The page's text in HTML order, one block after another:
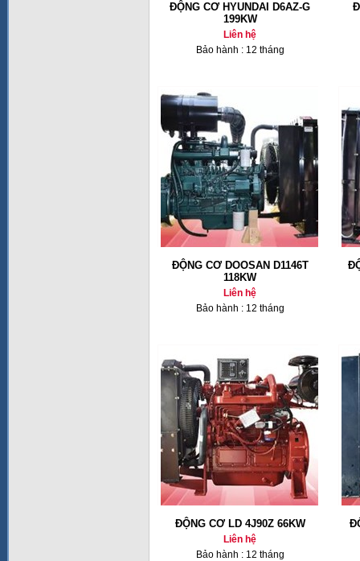
ĐỘNG CƠ HYUNDAI D6AZ-G
199KW
Liên hệ
Bảo hành : 12 tháng
ĐỘNG CƠ DOOSAN D1146T
118KW
Liên hệ
Bảo hành : 12 tháng
ĐỘNG CƠ LD 4J90Z 66KW
Liên hệ
Bảo hành : 12 tháng